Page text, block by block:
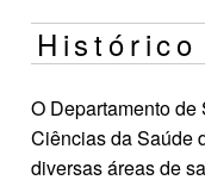
Histórico
O Departamento
Ciências da Saúde
diversas áreas de